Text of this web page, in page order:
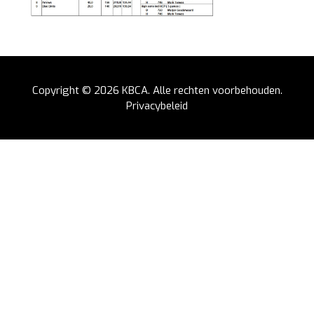
Copyright © 2026 KBCA. Alle rechten voorbehouden.
Privacybeleid